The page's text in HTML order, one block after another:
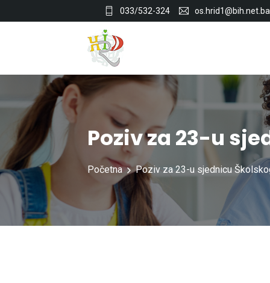
033/532-324 os.hrid1@bih.net.ba
Poziv za 23-u
Početna Poziv za 23-u sjednicu